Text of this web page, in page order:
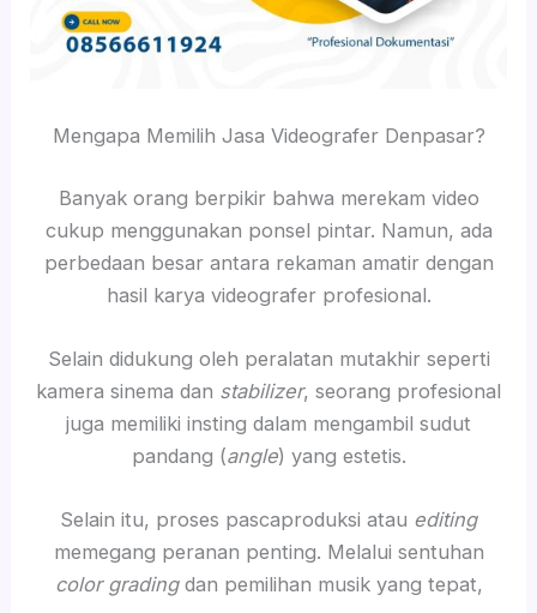
Mengapa Memilih Jasa Videografer Denpasar?
Banyak orang berpikir bahwa merekam video
cukup menggunakan ponsel pintar. Namun, ada
perbedaan besar antara rekaman amatir dengan
hasil karya videografer profesional.
Selain didukung oleh peralatan mutakhir seperti
kamera sinema dan stabilizer, seorang profesional
juga memiliki insting dalam mengambil sudut
pandang (angle) yang estetis.
Selain itu, proses pascaproduksi atau editing
memegang peranan penting. Melalui sentuhan
color gradingdan pemilihan musik yang tepat,